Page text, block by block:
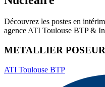
Découvrez les postes en
agence ATI Toulouse BTP &
METALLIER
ATI Toulouse BTP